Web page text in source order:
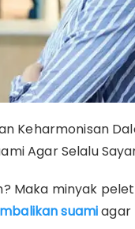
Keharmonisan
Agar Selalu
Maka minyak
suamiagar